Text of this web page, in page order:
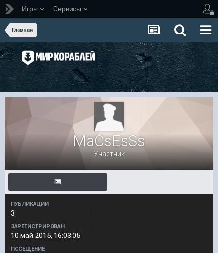
Игры Сервисы
Главная
MaCsEsSs
Участник
ПУБЛИКАЦИИ
3
ЗАРЕГИСТРИРОВАН
10 май 2015, 16:03:05
ПОСЕЩЕНИЕ